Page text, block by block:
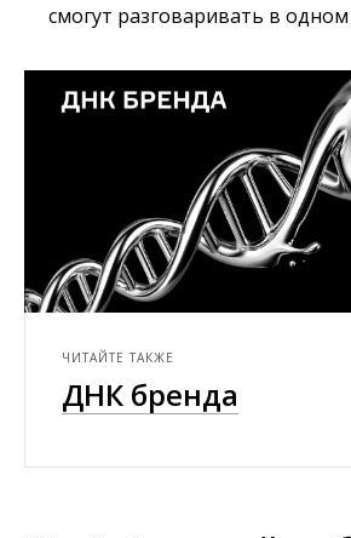
смогут разговаривать в
ЧИТАЙТЕ ТАКЖЕ
ДНК бренда